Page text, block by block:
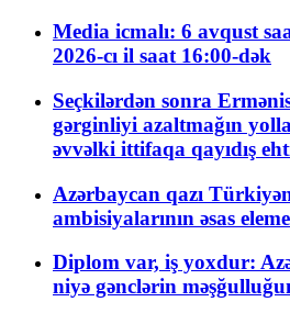
Media icmalı: 6 avqust
2026-cı il saat 16:00-dək
Seçkilərdən sonra
gərginliyi azaltmağın
əvvəlki ittifaqa qayıdış
Azərbaycan qazı
ambisiyalarının əsas
Diplom var, iş yoxdur:
niyə gənclərin